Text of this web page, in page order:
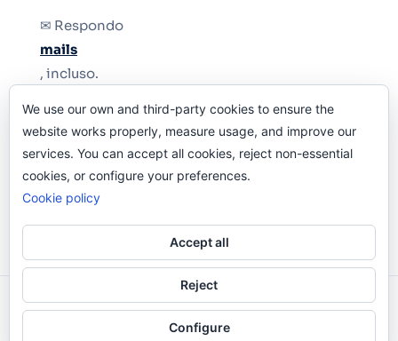
✉ Respondo
mails
, incluso.
Y si una persona no puede tener teléfono, que
le quiten el teléfono.
Odi O'Malley © 2016-2025. Todos Los Derechos
Reservados.
We use our own and third-party cookies to ensure the
website works properly, measure usage, and improve our
services. You can accept all cookies, reject non-essential
cookies, or configure your preferences.
Cookie policy
Accept all
Reject
Configure